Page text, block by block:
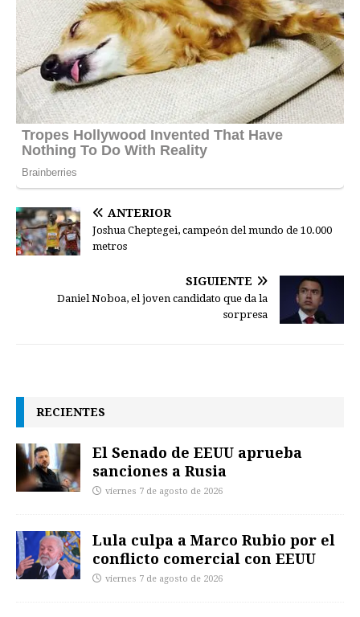
ANTERIOR
Joshua Cheptegei, campeón del mundo de 10.000
metros
SIGUIENTE
Daniel Noboa, el joven candidato que da la
sorpresa
RECIENTES
El Senado de EEUU aprueba
sanciones a Rusia
viernes 7 de agosto de 2026
Lula culpa a Marco Rubio por el
conflicto comercial con EEUU
viernes 7 de agosto de 2026